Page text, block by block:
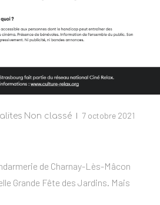
Non classé 7 octobre 2021
de Charnay-Lès-Mâcon
Grande Fête des Jardins. Mais